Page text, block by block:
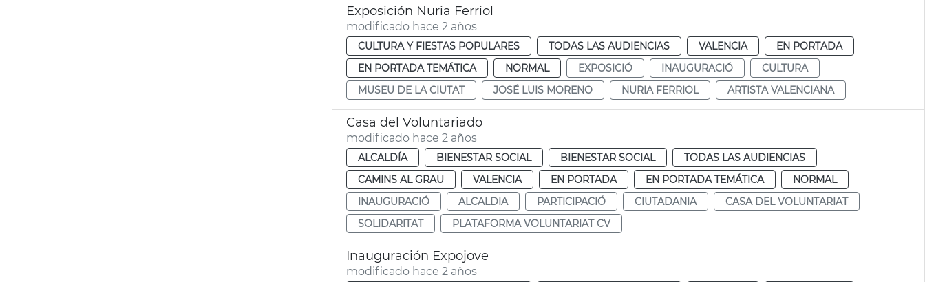
Exposición Nuria Ferriol
modificado hace 2 años
CULTURA Y FIESTAS POPULARES TODAS LAS AUDIENCIAS VALENCIA
EN PORTADA
EN PORTADA TEMÁTICA
NORMAL EXPOSICIÓ INAUGURACIÓ
CULTURA
MUSEU DE LA CIUTAT
JOSÉ LUIS MORENO NURIA FERRIOL ARTISTA VALENCIANA
Casa del Voluntariado
modificado hace 2 años
ALCALDÍA BIENESTAR SOCIAL BIENESTAR SOCIAL
TODAS LAS AUDIENCIAS
CAMINS AL GRAU
VALENCIA EN PORTADA EN PORTADA TEMÁTICA
NORMAL
INAUGURACIÓ
ALCALDIA PARTICIPACIÓ CIUTADANIA
CASA DEL VOLUNTARIAT
SOLIDARITAT
PLATAFORMA VOLUNTARIAT CV
Inauguración Expojove
modificado hace 2 años